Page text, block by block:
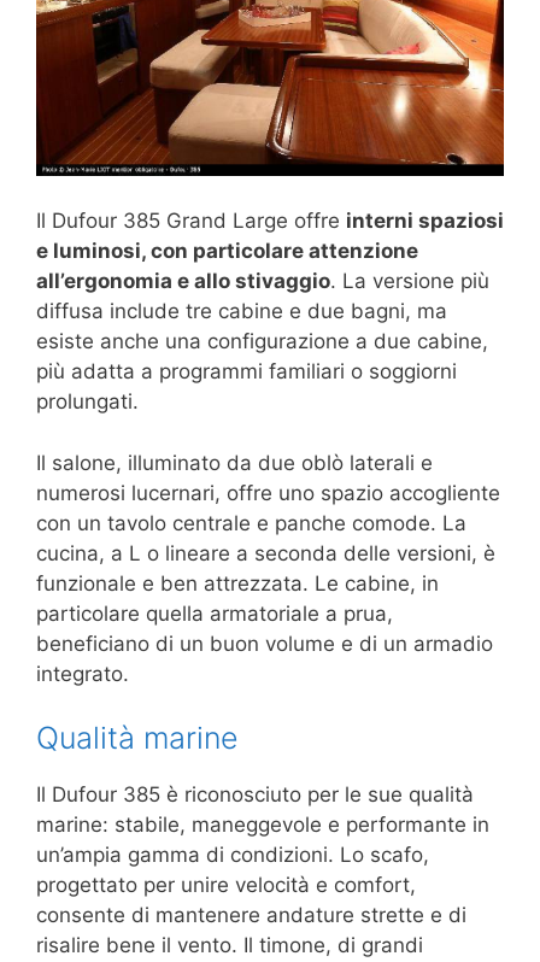
Il Dufour 385 Grand Large offre interni spaziosi
e luminosi, con particolare attenzione
all’ergonomia e allo stivaggio. La versione più
diffusa include tre cabine e due bagni, ma
esiste anche una configurazione a due cabine,
più adatta a programmi familiari o soggiorni
prolungati.
Il salone, illuminato da due oblò laterali e
numerosi lucernari, offre uno spazio accogliente
con un tavolo centrale e panche comode. La
cucina, a L o lineare a seconda delle versioni, è
funzionale e ben attrezzata. Le cabine, in
particolare quella armatoriale a prua,
beneficiano di un buon volume e di un armadio
integrato.
Qualità marine
Il Dufour 385 è riconosciuto per le sue qualità
marine: stabile, maneggevole e performante in
un’ampia gamma di condizioni. Lo scafo,
progettato per unire velocità e comfort,
consente di mantenere andature strette e di
risalire bene il vento. Il timone, di grandi